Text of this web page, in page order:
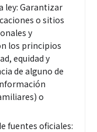
ley: Garantizar
o sitios
y
los principios
equidad y
de alguno de
o
fuentes oficiales: